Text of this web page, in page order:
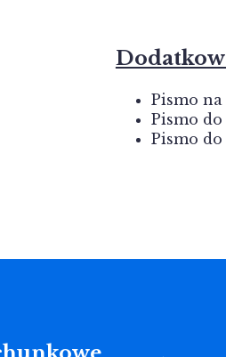
Pismo
Pismo do
Pismo do